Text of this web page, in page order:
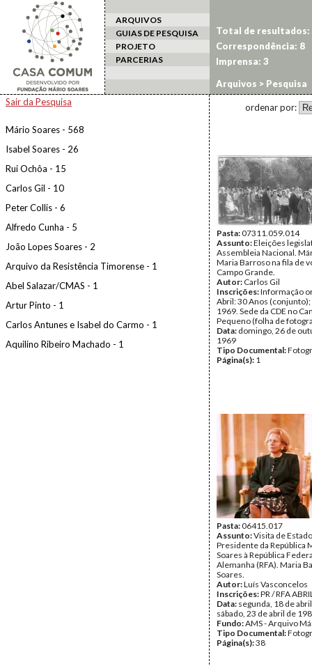
ARQUIVOS
GUIAS DE PESQUISA
PROJETO
PARCERIAS
Arquivos > Pesquisa
Sair da Pesquisa
Mário Soares - 568
Isabel Soares - 26
Rui Ochôa - 15
Carlos Gil - 10
Peter Collis - 6
Alfredo Cunha - 5
João Lopes Soares - 2
Arquivo da Resistência Timorense - 1
Abel Salazar/CMAS - 1
Artur Pinto - 1
Carlos Antunes e Isabel do Carmo - 1
Aquilino Ribeiro Machado - 1
Total de resultados:
Correspondência: 8
Imprensa: 3
ordenar por:
Pasta:07311.059.014
Assunto:Eleições
Assembleia Nacional.
Maria Barroso na fila de
Campo Grande.
Autor: Carlos Gil
Inscrições:Informação
Abril: 30 Anos
1969. Sede da CDE no
Pequeno (folha de
Data: domingo, 26 de
1969
Tipo Documental:
Página(s): 1
Pasta:06415.017
Assunto:Visita de
Presidente da República
Soares à República
Alemanha (RFA). Maria
Soares.
Autor:Luís Vasconcelos
Inscrições:PR / RFA
Data: segunda, 18 de
sábado, 23 de abril de
Fundo:AMS - Arquivo
Tipo Documental:
Página(s):38